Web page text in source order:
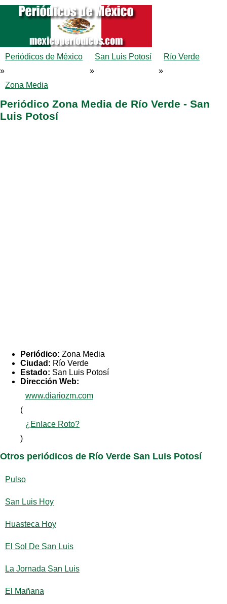
Periódicos de México
»
San Luis Potosí
»
Río Verde
»
Zona Media
Periódico Zona Media de Río Verde - San
Luis Potosí
Periódico: Zona Media
Ciudad: Río Verde
Estado: San Luis Potosí
Dirección Web:
www.diariozm.com
(
¿Enlace Roto?
)
Otros periódicos de Río Verde San Luis Potosí
Pulso
San Luis Hoy
Huasteca Hoy
El Sol De San Luis
La Jornada San Luis
El Mañana